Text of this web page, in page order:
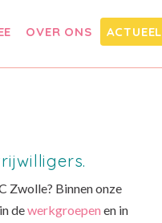
OVER ONS ACTUEEL
Zwolle? Binnen onze
dewerkgroepen en in